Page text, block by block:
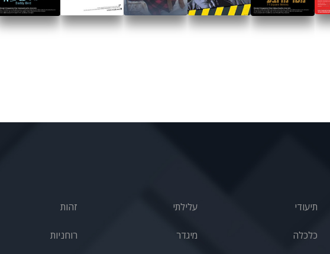
תיעודי
כלכלה
עלילתי
מיגדר
זהות
רוחניות